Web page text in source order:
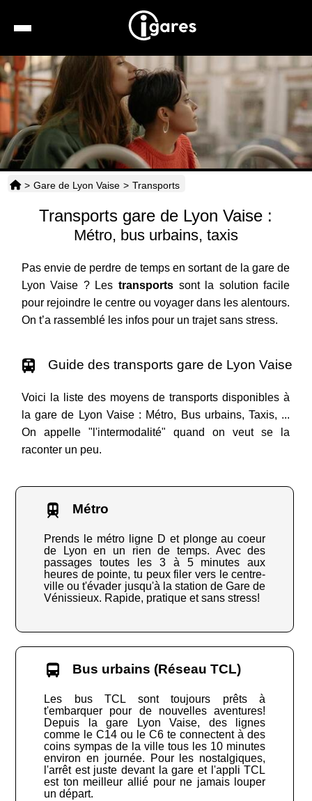
Recherche
Location de voiture
Hôtels
Taxis
Transports
Horaires
> Gare de Lyon Vaise > Transports
Transports gare de Lyon Vaise :
Métro, bus urbains, taxis
Pas envie de perdre de temps en sortant de la gare de
Lyon Vaise ? Lestransports sont la solution facile
pour rejoindre le centre ou voyager dans les alentours.
On t’a rassemblé les infos pour un trajet sans stress.
Guide des transports gare de Lyon Vaise
Voici la liste des moyens de transports disponibles à
la gare de Lyon Vaise : Métro, Bus urbains, Taxis, ...
On appelle "l'intermodalité" quand on veut se la
raconter un peu.
Métro
Prends le métro ligne D et plonge au coeur
de Lyon en un rien de temps. Avec des
passages toutes les 3 à 5 minutes aux
heures de pointe, tu peux filer vers le centre-
ville ou t'évader jusqu'à la station de Gare de
Vénissieux. Rapide, pratique et sans stress!
Bus urbains (Réseau TCL)
Les bus TCL sont toujours prêts à
t'embarquer pour de nouvelles aventures!
Depuis la gare Lyon Vaise, des lignes
comme le C14 ou le C6 te connectent à des
coins sympas de la ville tous les 10 minutes
environ en journée. Pour les nostalgiques,
l'arrêt est juste devant la gare et l'appli TCL
est ton meilleur allié pour ne jamais louper
un départ.